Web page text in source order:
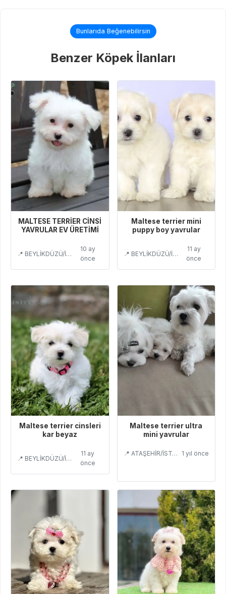
Bunlarıda Beğenebilirsin
Benzer Köpek İlanları
MALTESE TERRİER CİNSİ
YAVRULAR EV ÜRETİMİ
📍 BEYLİKDÜZÜ/İSTANBUL
10 ay
önce
Maltese terrier mini
puppy boy yavrular
📍 BEYLİKDÜZÜ/İSTANBUL
11 ay
önce
Maltese terrier cinsleri
kar beyaz
📍 BEYLİKDÜZÜ/İSTANBUL
11 ay
önce
Maltese terrier ultra
mini yavrular
📍 ATAŞEHİR/İSTANBUL 1 yıl önce